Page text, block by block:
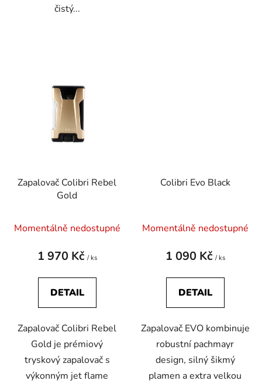
čistý...
Zapalovač Colibri Rebel
Gold
hodnocení
produktu
5,0
z
hvězdiček.
Momentálně nedostupné
1 970 Kč / ks
DETAIL
Zapalovač Colibri Rebel
Gold je prémiový
tryskový zapalovač s
výkonným jet flame
Colibri Evo Black
Momentálně nedostupné
1 090 Kč / ks
DETAIL
Zapalovač EVO kombinuje
robustní pachmayr
design, silný šikmý
plamen a extra velkou